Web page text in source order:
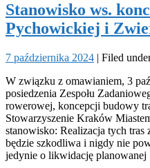
Stanowisko ws.
Pychowickiej i
7 października 2024 | Filed
W związku z omawianiem, 3
posiedzenia Zespołu
rowerowej, koncepcji budowy
Stowarzyszenie Kraków
stanowisko: Realizacja tych tras
będzie szkodliwa i nigdy nie
jedynie o likwidację